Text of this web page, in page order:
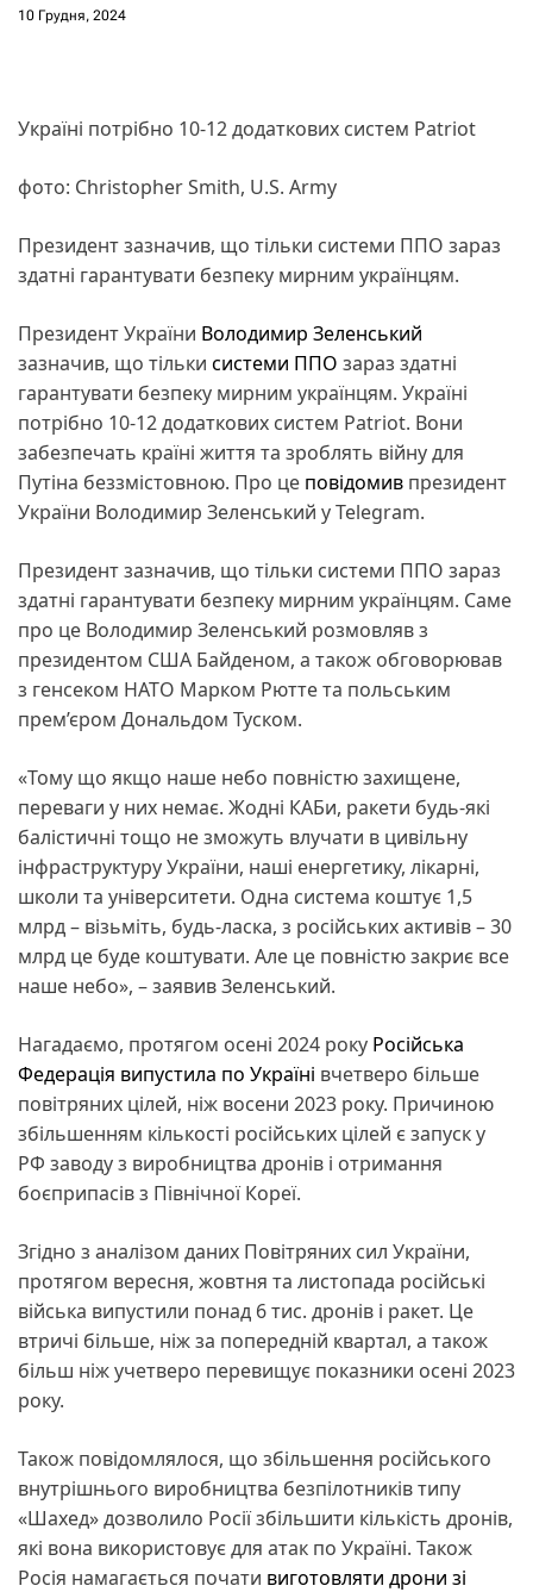
10 Грудня, 2024
Україні потрібно 10-12 додаткових систем Patriot
фото: Christopher Smith, U.S. Army
Президент зазначив, що тільки системи ППО зараз
здатні гарантувати безпеку мирним українцям.
Президент України Володимир Зеленський
зазначив, що тільки системи ППО зараз здатні
гарантувати безпеку мирним українцям. Україні
потрібно 10-12 додаткових систем Patriot. Вони
забезпечать країні життя та зроблять війну для
Путіна беззмістовною. Про це повідомив президент
України Володимир Зеленський у Telegram.
Президент зазначив, що тільки системи ППО зараз
здатні гарантувати безпеку мирним українцям. Саме
про це Володимир Зеленський розмовляв з
президентом США Байденом, а також обговорював
з генсеком НАТО Марком Рютте та польським
прем’єром Дональдом Туском.
«Тому що якщо наше небо повністю захищене,
переваги у них немає. Жодні КАБи, ракети будь-які
балістичні тощо не зможуть влучати в цивільну
інфраструктуру України, наші енергетику, лікарні,
школи та університети. Одна система коштує 1,5
млрд – візьміть, будь-ласка, з російських активів – 30
млрд це буде коштувати. Але це повністю закриє все
наше небо», – заявив Зеленський.
Нагадаємо, протягом осені 2024 року Російська
Федерація випустила по Україні вчетверо більше
повітряних цілей, ніж восени 2023 року. Причиною
збільшенням кількості російських цілей є запуск у
РФ заводу з виробництва дронів і отримання
боєприпасів з Північної Кореї.
Згідно з аналізом даних Повітряних сил України,
протягом вересня, жовтня та листопада російські
війська випустили понад 6 тис. дронів і ракет. Це
втричі більше, ніж за попередній квартал, а також
більш ніж учетверо перевищує показники осені 2023
року.
Також повідомлялося, що збільшення російського
внутрішнього виробництва безпілотників типу
«Шахед» дозволило Росії збільшити кількість дронів,
які вона використовує для атак по Україні. Також
Росія намагається почати виготовляти дрони зі